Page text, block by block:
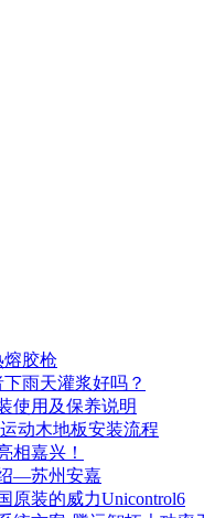
熔胶枪
雨天灌浆好吗？
使用及保养说明
动木地板安装流程
相嘉兴！
—苏州安嘉
原装的威力Unicontrol6